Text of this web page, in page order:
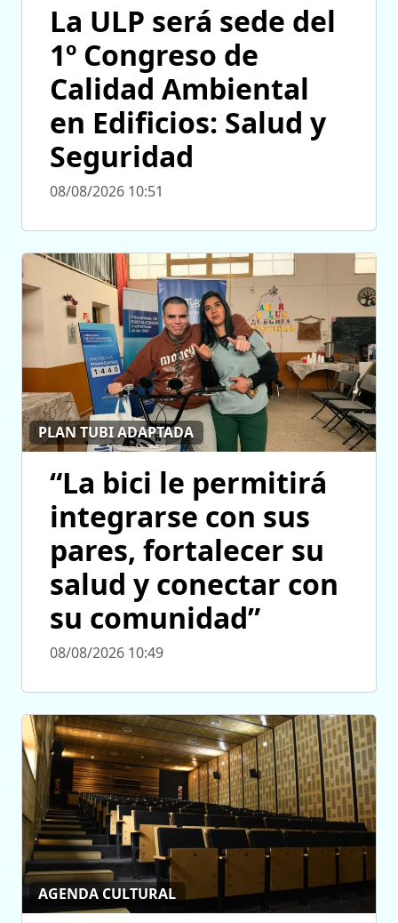
La ULP será sede del
1º Congreso de
Calidad Ambiental
en Edificios: Salud y
Seguridad
08/08/2026 10:51
PLAN TUBI ADAPTADA
“La bici le permitirá
integrarse con sus
pares, fortalecer su
salud y conectar con
su comunidad”
08/08/2026 10:49
AGENDA CULTURAL